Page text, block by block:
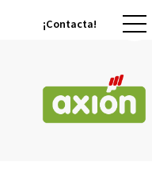
¡Contacta!